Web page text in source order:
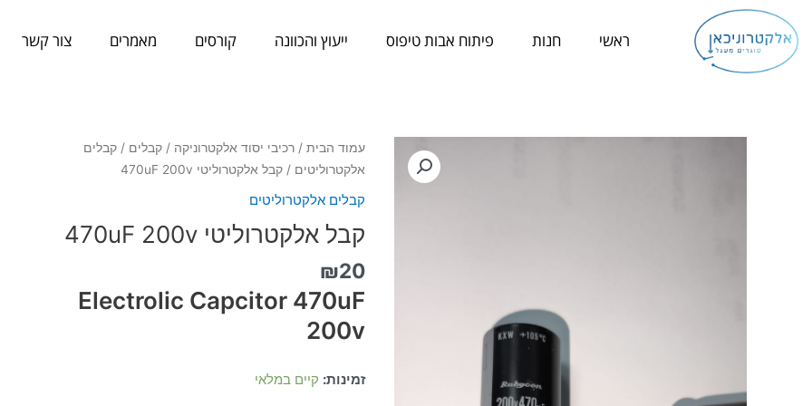
לתוכן
ראשי חנות פיתוח אבות טיפוס ייעוץ והכוונה קורסים מאמרים צור קשר
עמוד הבית/ רכיבי יסוד אלקטרוניקה / קבלים / קבלים
אלקטרוליטים / קבל אלקטרוליטי 470uF 200v
קבלים אלקטרוליטים
קבל אלקטרוליטי 470uF 200v
₪20
Electrolic Capcitor 470uF
200v
זמינות: קיים במלאי
כמות
של
קבל
אלקטרוליטי
470uF